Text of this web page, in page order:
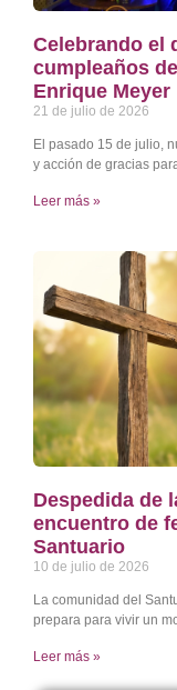
Celebrando el
cumpleaños
Enrique Meyer
21 de julio de 2026
El pasado 15 de julio,
y acción de gracias
Leer más »
Despedida de
encuentro de
Santuario
10 de julio de 2026
La comunidad del
prepara para vivir un
Leer más »